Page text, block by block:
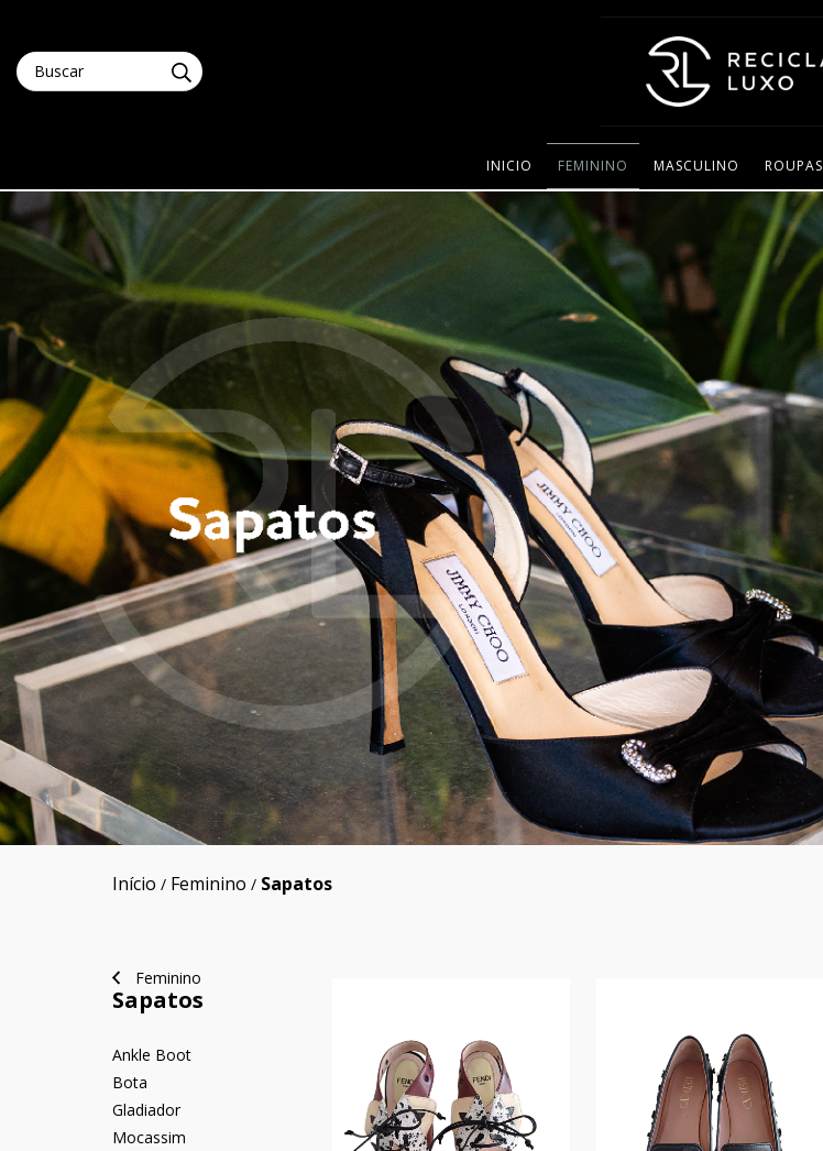
INICIO FEMININO MASCULINO ROUPAS
Início / Feminino / Sapatos
Feminino
Sapatos
Ankle Boot
Bota
Gladiador
Mocassim